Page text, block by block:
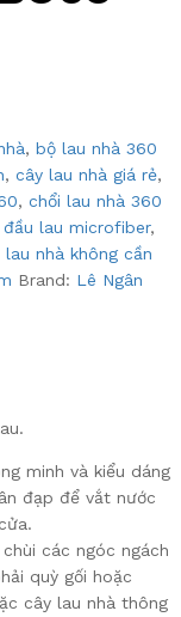
, bộ lau nhà 360
, cây lau nhà giá rẻ,
, chổi lau nhà 360
đầu lau microfiber,
lau nhà không cần
Brand: Lê Ngân
minh và kiểu dáng
đạp để vắt nước
các ngóc ngách
quỳ gối hoặc
cây lau nhà thông